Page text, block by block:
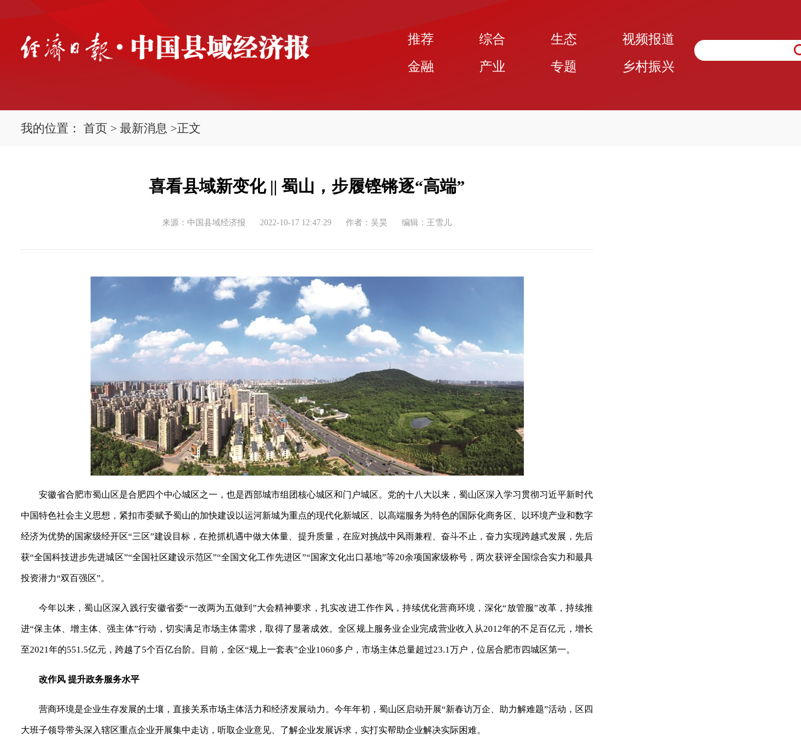
推荐 综合 生态
视频报道
金融
产业 专题 乡村振兴
我的位置： 首页 > 最新消息 >正文
喜看县域新变化 || 蜀山，步履铿锵逐“高端”
来源：中国县域经济报 2022-10-17 12:47:29 作者：吴昊 编辑：王雪儿
安徽省合肥市蜀山区是合肥四个中心城区之一，也是西部城市组团核心城区和门户城区。党的十八大以来，蜀山区深入学习贯彻习近平新时代
中国特色社会主义思想，紧扣市委赋予蜀山的加快建设以运河新城为重点的现代化新城区、以高端服务为特色的国际化商务区、以环境产业和数字
经济为优势的国家级经开区“三区”建设目标，在抢抓机遇中做大体量、提升质量，在应对挑战中风雨兼程、奋斗不止，奋力实现跨越式发展，先后
获“全国科技进步先进城区”“全国社区建设示范区”“全国文化工作先进区”“国家文化出口基地”等20余项国家级称号，两次获评全国综合实力和最具
投资潜力“双百强区”。
今年以来，蜀山区深入践行安徽省委“一改两为五做到”大会精神要求，扎实改进工作作风，持续优化营商环境，深化“放管服”改革，持续推
进“保主体、增主体、强主体”行动，切实满足市场主体需求，取得了显著成效。全区规上服务业企业完成营业收入从2012年的不足百亿元，增长
至2021年的551.5亿元，跨越了5个百亿台阶。目前，全区“规上一套表”企业1060多户，市场主体总量超过23.1万户，位居合肥市四城区第一。
改作风 提升政务服务水平
营商环境是企业生存发展的土壤，直接关系市场主体活力和经济发展动力。今年年初，蜀山区启动开展“新春访万企、助力解难题”活动，区四
大班子领导带头深入辖区重点企业开展集中走访，听取企业意见、了解企业发展诉求，实打实帮助企业解决实际困难。